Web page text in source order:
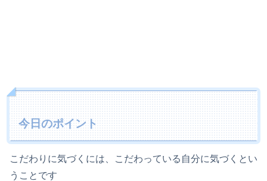
今日のポイント
こだわりに気づくには、こだわっている自分に気づくとい
うことです